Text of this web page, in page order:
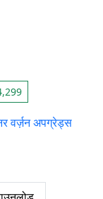
वर्ज़न अपग्रेड्स